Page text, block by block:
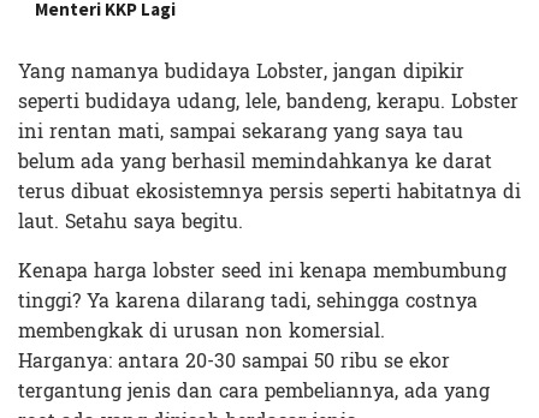
Menteri KKP Lagi
Yang namanya budidaya Lobster, jangan dipikir
seperti budidaya udang, lele, bandeng, kerapu. Lobster
ini rentan mati, sampai sekarang yang saya tau
belum ada yang berhasil memindahkanya ke darat
terus dibuat ekosistemnya persis seperti habitatnya di
laut. Setahu saya begitu.
Kenapa harga lobster seed ini kenapa membumbung
tinggi? Ya karena dilarang tadi, sehingga costnya
membengkak di urusan non komersial.
Harganya: antara 20-30 sampai 50 ribu se ekor
tergantung jenis dan cara pembeliannya, ada yang